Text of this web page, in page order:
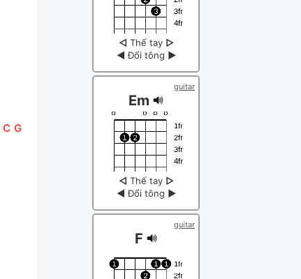
[
C ]
[
G
◁ Thế tay ▷
◀ Đổi tông ▶
guitar
Em
◁ Thế tay ▷
◀ Đổi tông ▶
guitar
F